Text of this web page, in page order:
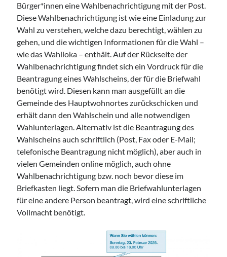
Bürger*innen eine Wahlbenachrichtigung mit der Post.
Diese Wahlbenachrichtigung ist wie eine Einladung zur
Wahl zu verstehen, welche dazu berechtigt, wählen zu
gehen, und die wichtigen Informationen für die Wahl –
wie das Wahlloka – enthält. Auf der Rückseite der
Wahlbenachrichtigung findet sich ein Vordruck für die
Beantragung eines Wahlscheins, der für die Briefwahl
benötigt wird. Diesen kann man ausgefüllt an die
Gemeinde des Hauptwohnortes zurückschicken und
erhält dann den Wahlschein und alle notwendigen
Wahlunterlagen. Alternativ ist die Beantragung des
Wahlscheins auch schriftlich (Post, Fax oder E-Mail;
telefonische Beantragung nicht möglich), aber auch in
vielen Gemeinden online möglich, auch ohne
Wahlbenachrichtigung bzw. noch bevor diese im
Briefkasten liegt. Sofern man die Briefwahlunterlagen
für eine andere Person beantragt, wird eine schriftliche
Vollmacht benötigt.